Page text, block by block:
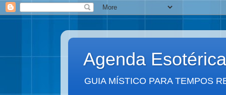
Agenda Esotérica
GUIA MÍSTICO PARA TEMPOS